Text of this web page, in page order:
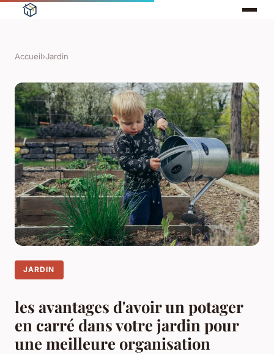
Accueil›Jardin
JARDIN
les avantages d'avoir un potager
en carré dans votre jardin pour
une meilleure organisation